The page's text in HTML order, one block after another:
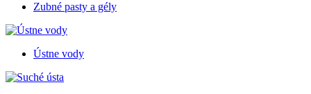
Zubné pasty a gély
Ústne vody